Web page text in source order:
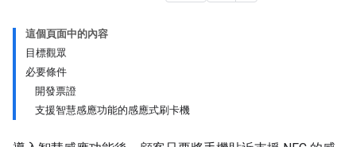
這個頁面中的內容
目標觀眾
必要條件
開發票證
支援智慧感應功能的感應式刷卡機